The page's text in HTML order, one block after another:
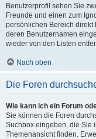
Benutzerprofil sehen Sie
Freunde und einen zum
persönlichen Bereich direkt
deren Benutzernamen
wieder von den Listen
Nach oben
Die Foren
Wie kann ich ein Forum
Sie können die Foren
Suchbox eingeben, die Sie
Themenansicht finden.